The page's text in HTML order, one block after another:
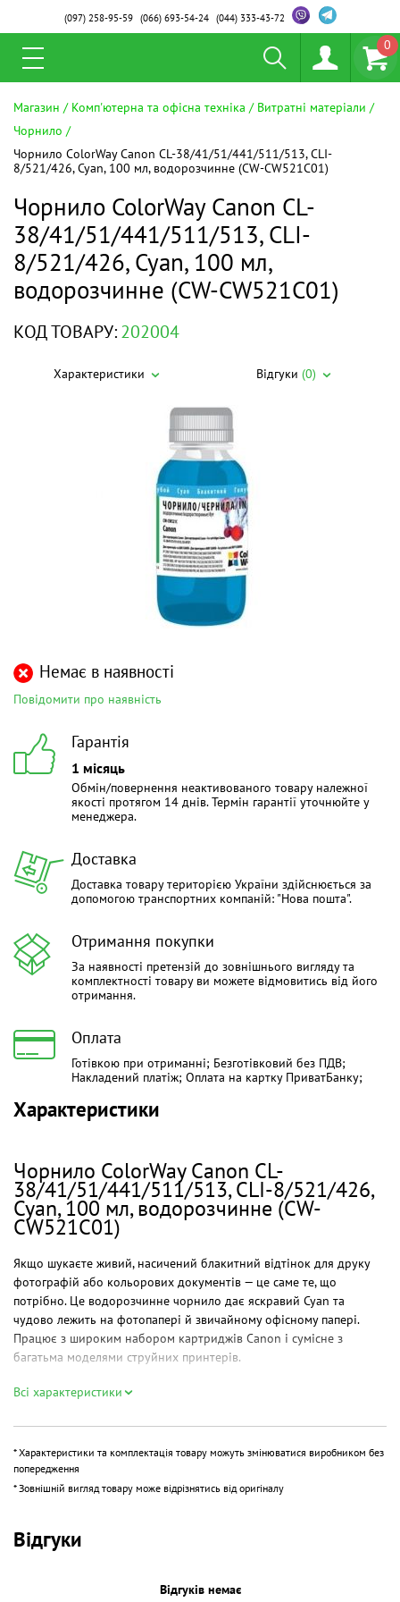
(097)258-95-59 (066)693-54-24 (044)333-43-72
0
Магазин Комп'ютерна та офісна техніка
Витратні матеріали
Чорнило
Чорнило ColorWay Canon CL-38/41/51/441/511/513, CLI-
8/521/426, Cyan, 100 мл, водорозчинне (CW-CW521C01)
Чорнило ColorWay Canon CL-
38/41/51/441/511/513, CLI-
8/521/426, Cyan, 100 мл,
водорозчинне (CW-CW521C01)
КОД ТОВАРУ:202004
Характеристики Відгуки (0)
Немає в наявності
Повідомити про наявність
Гарантія
1 місяць
Обмін/повернення неактивованого товару належної
якості протягом 14 днів. Термін гарантії уточнюйте у
менеджера.
Доставка
Доставка товару територією України здійснюється за
допомогою транспортних компаній: "Нова пошта".
Отримання покупки
За наявності претензій до зовнішнього вигляду та
комплектності товару ви можете відмовитись від його
отримання.
Оплата
Готівкою при отриманні; Безготівковий без ПДВ;
Накладений платіж; Оплата на картку ПриватБанку;
Характеристики
Чорнило ColorWay Canon CL-
38/41/51/441/511/513, CLI-8/521/426,
Cyan, 100 мл, водорозчинне (CW-
CW521C01)
Якщо шукаєте живий, насичений блакитний відтінок для друку
фотографій або кольорових документів — це саме те, що
потрібно. Це водорозчинне чорнило дає яскравий Cyan та
чудово лежить на фотопапері й звичайному офісному папері.
Працює з широким набором картриджів Canon і сумісне з
багатьма моделями струйних принтерів.
Короткий огляд
до фотографій. На практиці це означає менше перезаправок і
стабільний колір у кожній сторінці. Якщо ви хочете купити
чорнила для принтерів з хорошим поєднанням ціни та якості —
Переваги
та графіки; приклад: друк рекламних флаєрів, де важлива
Всі характеристики
* Характеристики та комплектація товару можуть змінюватися виробником без
попередження
* Зовнішній вигляд товару може відрізнятись від оригіналу
Відгуки
Відгуків немає